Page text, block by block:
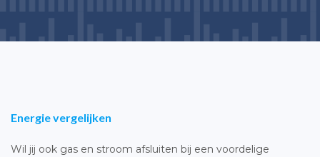
Energie vergelijken
Wil jij ook gas en stroom afsluiten bij een voordelige